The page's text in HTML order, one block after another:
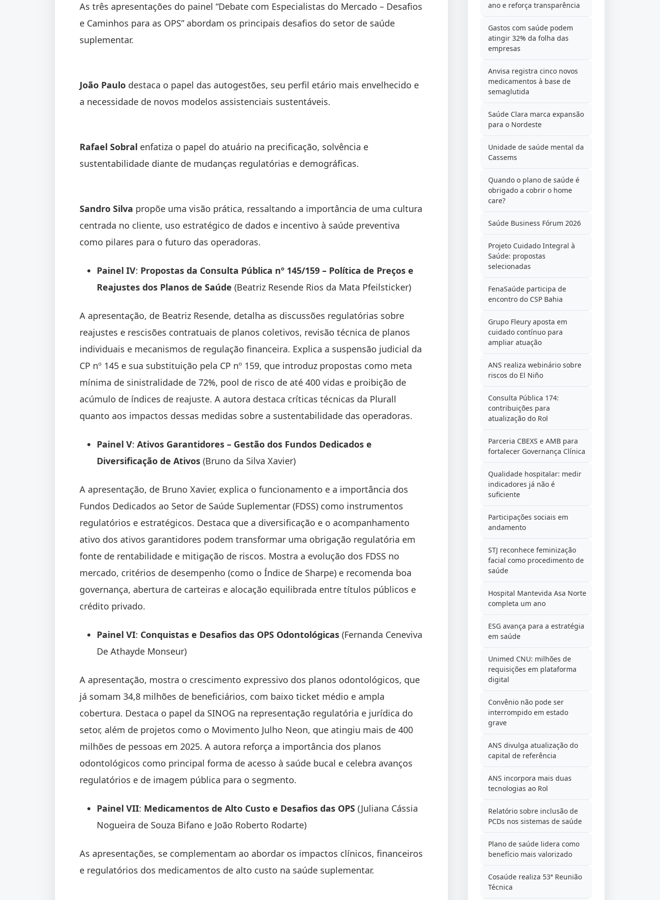
As três apresentações do painel “Debate com Especialistas do Mercado – Desafios
e Caminhos para as OPS” abordam os principais desafios do setor de saúde
suplementar.
João Paulo destaca o papel das autogestões, seu perfil etário mais envelhecido e
a necessidade de novos modelos assistenciais sustentáveis.
Rafael Sobral enfatiza o papel do atuário na precificação, solvência e
sustentabilidade diante de mudanças regulatórias e demográficas.
Sandro Silva propõe uma visão prática, ressaltando a importância de uma cultura
centrada no cliente, uso estratégico de dados e incentivo à saúde preventiva
como pilares para o futuro das operadoras.
Painel IV: Propostas da Consulta Pública nº 145/159 – Política de Preços e
Reajustes dos Planos de Saúde (Beatriz Resende Rios da Mata Pfeilsticker)
A apresentação, de Beatriz Resende, detalha as discussões regulatórias sobre
reajustes e rescisões contratuais de planos coletivos, revisão técnica de planos
individuais e mecanismos de regulação financeira. Explica a suspensão judicial da
CP nº 145 e sua substituição pela CP nº 159, que introduz propostas como meta
mínima de sinistralidade de 72%, pool de risco de até 400 vidas e proibição de
acúmulo de índices de reajuste. A autora destaca críticas técnicas da Plurall
quanto aos impactos dessas medidas sobre a sustentabilidade das operadoras.
Painel V: Ativos Garantidores – Gestão dos Fundos Dedicados e
Diversificação de Ativos (Bruno da Silva Xavier)
A apresentação, de Bruno Xavier, explica o funcionamento e a importância dos
Fundos Dedicados ao Setor de Saúde Suplementar (FDSS) como instrumentos
regulatórios e estratégicos. Destaca que a diversificação e o acompanhamento
ativo dos ativos garantidores podem transformar uma obrigação regulatória em
fonte de rentabilidade e mitigação de riscos. Mostra a evolução dos FDSS no
mercado, critérios de desempenho (como o Índice de Sharpe) e recomenda boa
governança, abertura de carteiras e alocação equilibrada entre títulos públicos e
crédito privado.
Painel VI: Conquistas e Desafios das OPS Odontológicas (Fernanda Ceneviva
De Athayde Monseur)
A apresentação, mostra o crescimento expressivo dos planos odontológicos, que
já somam 34,8 milhões de beneficiários, com baixo ticket médio e ampla
cobertura. Destaca o papel da SINOG na representação regulatória e jurídica do
setor, além de projetos como o Movimento Julho Neon, que atingiu mais de 400
milhões de pessoas em 2025. A autora reforça a importância dos planos
odontológicos como principal forma de acesso à saúde bucal e celebra avanços
regulatórios e de imagem pública para o segmento.
Painel VII: Medicamentos de Alto Custo e Desafios das OPS (Juliana Cássia
Nogueira de Souza Bifano e João Roberto Rodarte)
As apresentações, se complementam ao abordar os impactos clínicos, financeiros
e regulatórios dos medicamentos de alto custo na saúde suplementar.
ano e reforça transparência
Gastos com saúde podem
atingir 32% da folha das
empresas
Anvisa registra cinco novos
medicamentos à base de
semaglutida
Saúde Clara marca expansão
para o Nordeste
Unidade de saúde mental da
Cassems
Quando o plano de saúde é
obrigado a cobrir o home
care?
Saúde Business Fórum 2026
Projeto Cuidado Integral à
Saúde: propostas
selecionadas
FenaSaúde participa de
encontro do CSP Bahia
Grupo Fleury aposta em
cuidado contínuo para
ampliar atuação
ANS realiza webinário sobre
riscos do El Niño
Consulta Pública 174:
contribuições para
atualização do Rol
Parceria CBEXS e AMB para
fortalecer Governança Clínica
Qualidade hospitalar: medir
indicadores já não é
suficiente
Participações sociais em
andamento
STJ reconhece feminização
facial como procedimento de
saúde
Hospital Mantevida Asa Norte
completa um ano
ESG avança para a estratégia
em saúde
Unimed CNU: milhões de
requisições em plataforma
digital
Convênio não pode ser
interrompido em estado
grave
ANS divulga atualização do
capital de referência
ANS incorpora mais duas
tecnologias ao Rol
Relatório sobre inclusão de
PCDs nos sistemas de saúde
Plano de saúde lidera como
benefício mais valorizado
Cosaúde realiza 53ª Reunião
Técnica